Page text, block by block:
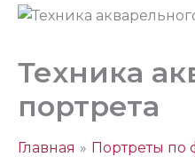
Техника
портрета
Главная
Портреты по